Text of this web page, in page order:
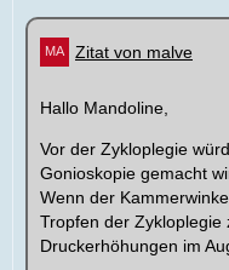
Zitat von malve
Hallo Mandoline,
Vor der Zykloplegie
Gonioskopie gemacht
Wenn der
Tropfen der Zykloplegie
Druckerhöhungen im